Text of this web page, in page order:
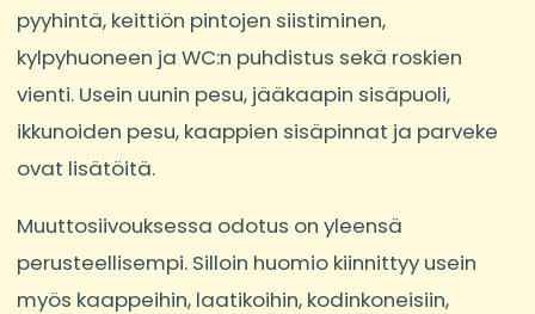
pyyhintä, keittiön pintojen siistiminen,
kylpyhuoneen ja WC:n puhdistus sekä roskien
vienti. Usein uunin pesu, jääkaapin sisäpuoli,
ikkunoiden pesu, kaappien sisäpinnat ja parveke
ovat lisätöitä.
Muuttosiivouksessa odotus on yleensä
perusteellisempi. Silloin huomio kiinnittyy usein
myös kaappeihin, laatikoihin, kodinkoneisiin,